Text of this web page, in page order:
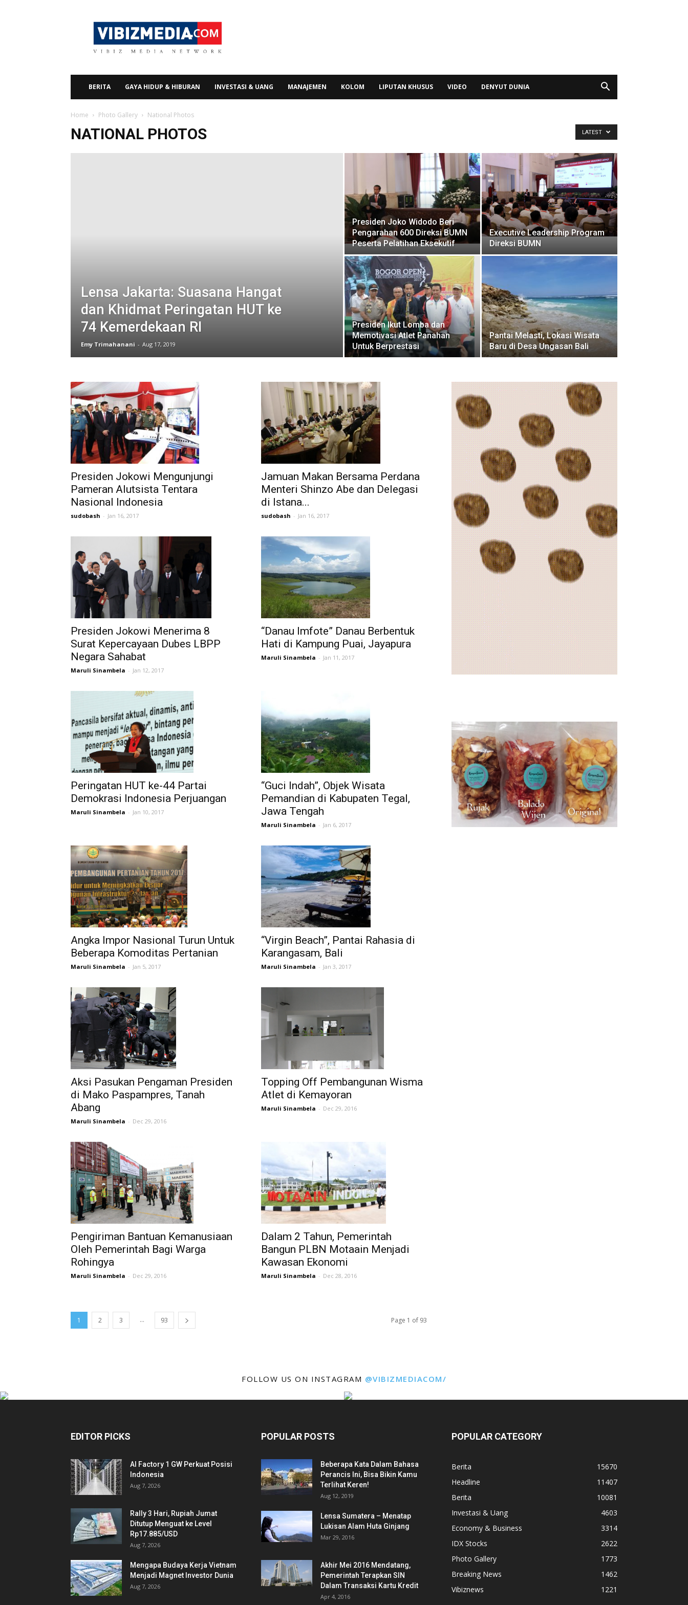
Vibizmedia.com
BERITA GAYA HIDUP & HIBURAN INVESTASI & UANG MANAJEMEN KOLOM LIPUTAN KHUSUS VIDEO DENYUT DUNIA
Home Photo Gallery National Photos
NATIONAL PHOTOS LATEST
Lensa Jakarta: Suasana Hangat
dan Khidmat Peringatan HUT ke
74 Kemerdekaan RI
Emy Trimahanani - Aug 17, 2019
Presiden Joko Widodo Beri
Pengarahan 600 Direksi BUMN
Peserta Pelatihan Eksekutif
Executive Leadership Program
Direksi BUMN
Presiden Ikut Lomba dan
Memotivasi Atlet Panahan
Untuk Berprestasi
Pantai Melasti, Lokasi Wisata
Baru di Desa Ungasan Bali
Presiden Jokowi Mengunjungi
Pameran Alutsista Tentara
Nasional Indonesia
sudobash - Jan 16, 2017
Jamuan Makan Bersama Perdana
Menteri Shinzo Abe dan Delegasi
di Istana...
sudobash - Jan 16, 2017
Presiden Jokowi Menerima 8
Surat Kepercayaan Dubes LBPP
Negara Sahabat
Maruli Sinambela - Jan 12, 2017
“Danau Imfote” Danau Berbentuk
Hati di Kampung Puai, Jayapura
Maruli Sinambela - Jan 11, 2017
Peringatan HUT ke-44 Partai
Demokrasi Indonesia Perjuangan
Maruli Sinambela - Jan 10, 2017
“Guci Indah”, Objek Wisata
Pemandian di Kabupaten Tegal,
Jawa Tengah
Maruli Sinambela - Jan 6, 2017
Angka Impor Nasional Turun Untuk
Beberapa Komoditas Pertanian
Maruli Sinambela - Jan 5, 2017
“Virgin Beach”, Pantai Rahasia di
Karangasam, Bali
Maruli Sinambela - Jan 3, 2017
Aksi Pasukan Pengaman Presiden
di Mako Paspampres, Tanah
Abang
Maruli Sinambela - Dec 29, 2016
Topping Off Pembangunan Wisma
Atlet di Kemayoran
Maruli Sinambela - Dec 29, 2016
Pengiriman Bantuan Kemanusiaan
Oleh Pemerintah Bagi Warga
Rohingya
Maruli Sinambela - Dec 29, 2016
Dalam 2 Tahun, Pemerintah
Bangun PLBN Motaain Menjadi
Kawasan Ekonomi
Maruli Sinambela - Dec 28, 2016
1 2 3 ... 93 Page 1 of 93
FOLLOW US ON INSTAGRAM @VIBIZMEDIACOM/
EDITOR PICKS
AI Factory 1 GW Perkuat Posisi
Indonesia
Aug 7, 2026
Rally 3 Hari, Rupiah Jumat
Ditutup Menguat ke Level
Rp17.885/USD
Aug 7, 2026
Mengapa Budaya Kerja Vietnam
Menjadi Magnet Investor Dunia
Aug 7, 2026
POPULAR POSTS
Beberapa Kata Dalam Bahasa
Perancis Ini, Bisa Bikin Kamu
Terlihat Keren!
Aug 12, 2019
Lensa Sumatera – Menatap
Lukisan Alam Huta Ginjang
Mar 29, 2016
Akhir Mei 2016 Mendatang,
Pemerintah Terapkan SIN
Dalam Transaksi Kartu Kredit
Apr 4, 2016
POPULAR CATEGORY
Berita
15670
Headline
11407
Berita
10081
Investasi & Uang
4603
Economy & Business
3314
IDX Stocks
2622
Photo Gallery
1773
Breaking News
1462
Vibiznews
1221